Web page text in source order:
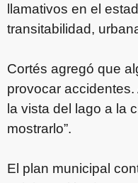
llamativos en el
transitabilidad,
Cortés agregó que
provocar
la vista del lago a la
mostrarlo”.
El plan municipal